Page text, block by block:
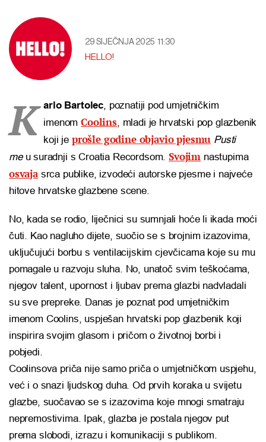
29 SIJEČNJA 2025 11:30
HELLO!
K arlo Bartolec, poznatiji pod umjetničkim
imenomCoolins, mladi je hrvatski pop glazbenik
koji je prošle godine objavio pjesmu Pusti
meu suradnji s Croatia Recordsom.Svojim nastupima
osvajasrca publike, izvodeći autorske pjesme i najveće
hitove hrvatske glazbene scene.
No, kada se rodio, liječnici su sumnjali hoće li ikada moći
čuti. Kao nagluho dijete, suočio se s brojnim izazovima,
uključujući borbu s ventilacijskim cjevčicama koje su mu
pomagale u razvoju sluha. No, unatoč svim teškoćama,
njegov talent, upornost i ljubav prema glazbi nadvladali
su sve prepreke. Danas je poznat pod umjetničkim
imenom Coolins, uspješan hrvatski pop glazbenik koji
inspirira svojim glasom i pričom o životnoj borbi i
pobjedi.
Coolinsova priča nije samo priča o umjetničkom uspjehu,
već i o snazi ljudskog duha. Od prvih koraka u svijetu
glazbe, suočavao se s izazovima koje mnogi smatraju
nepremostivima. Ipak, glazba je postala njegov put
prema slobodi, izrazu i komunikaciji s publikom.